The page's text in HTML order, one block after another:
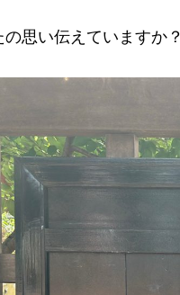
の思い伝えていますか？